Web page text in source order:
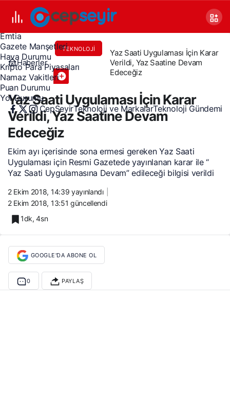
Covid 19
Döviz Kurları
Emtia
Gazete Manşetleri
Hava Durumu
Kripto Para Piyasaları
Namaz Vakitleri
Puan Durumu
Yol Durumu
CepSeyirTeknoloji ve MarkalarTeknoloji Gündemi
Haberler
TEKNOLOJI
GÜNDEMI
Yaz Saati Uygulaması İçin Karar
Verildi, Yaz Saatine Devam
Edeceğiz
Yaz Saati Uygulaması İçin Karar
Verildi, Yaz Saatine Devam
Edeceğiz
Ekim ayı içerisinde sona ermesi gereken Yaz Saati
Uygulaması için Resmi Gazetede yayınlanan karar ile “
Yaz Saati Uygulamasına Devam” edileceği bilgisi verildi
2 Ekim 2018, 14:39 yayınlandı
2 Ekim 2018, 13:51 güncellendi
1dk, 4sn
GOOGLE'DA ABONE OL
0 PAYLAŞ